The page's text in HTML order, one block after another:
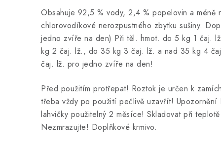
Obsahuje 92,5 % vody, 2,4 % popelovin a méně
chlorovodíkové nerozpustného zbytku sušiny.
jedno zvíře na den) Při těl. hmot. do 5 kg 1 čaj.
kg 2 čaj. lž., do 35 kg 3 čaj. lž. a nad 35 kg 4
čaj. lž. pro jedno zvíře na den!
Před použitím protřepat! Roztok je určen k
třeba vždy po použití pečlivě uzavřít!
lahvičky použitelný 2 měsíce! Skladovat při
Nezmrazujte! Doplňkové krmivo.